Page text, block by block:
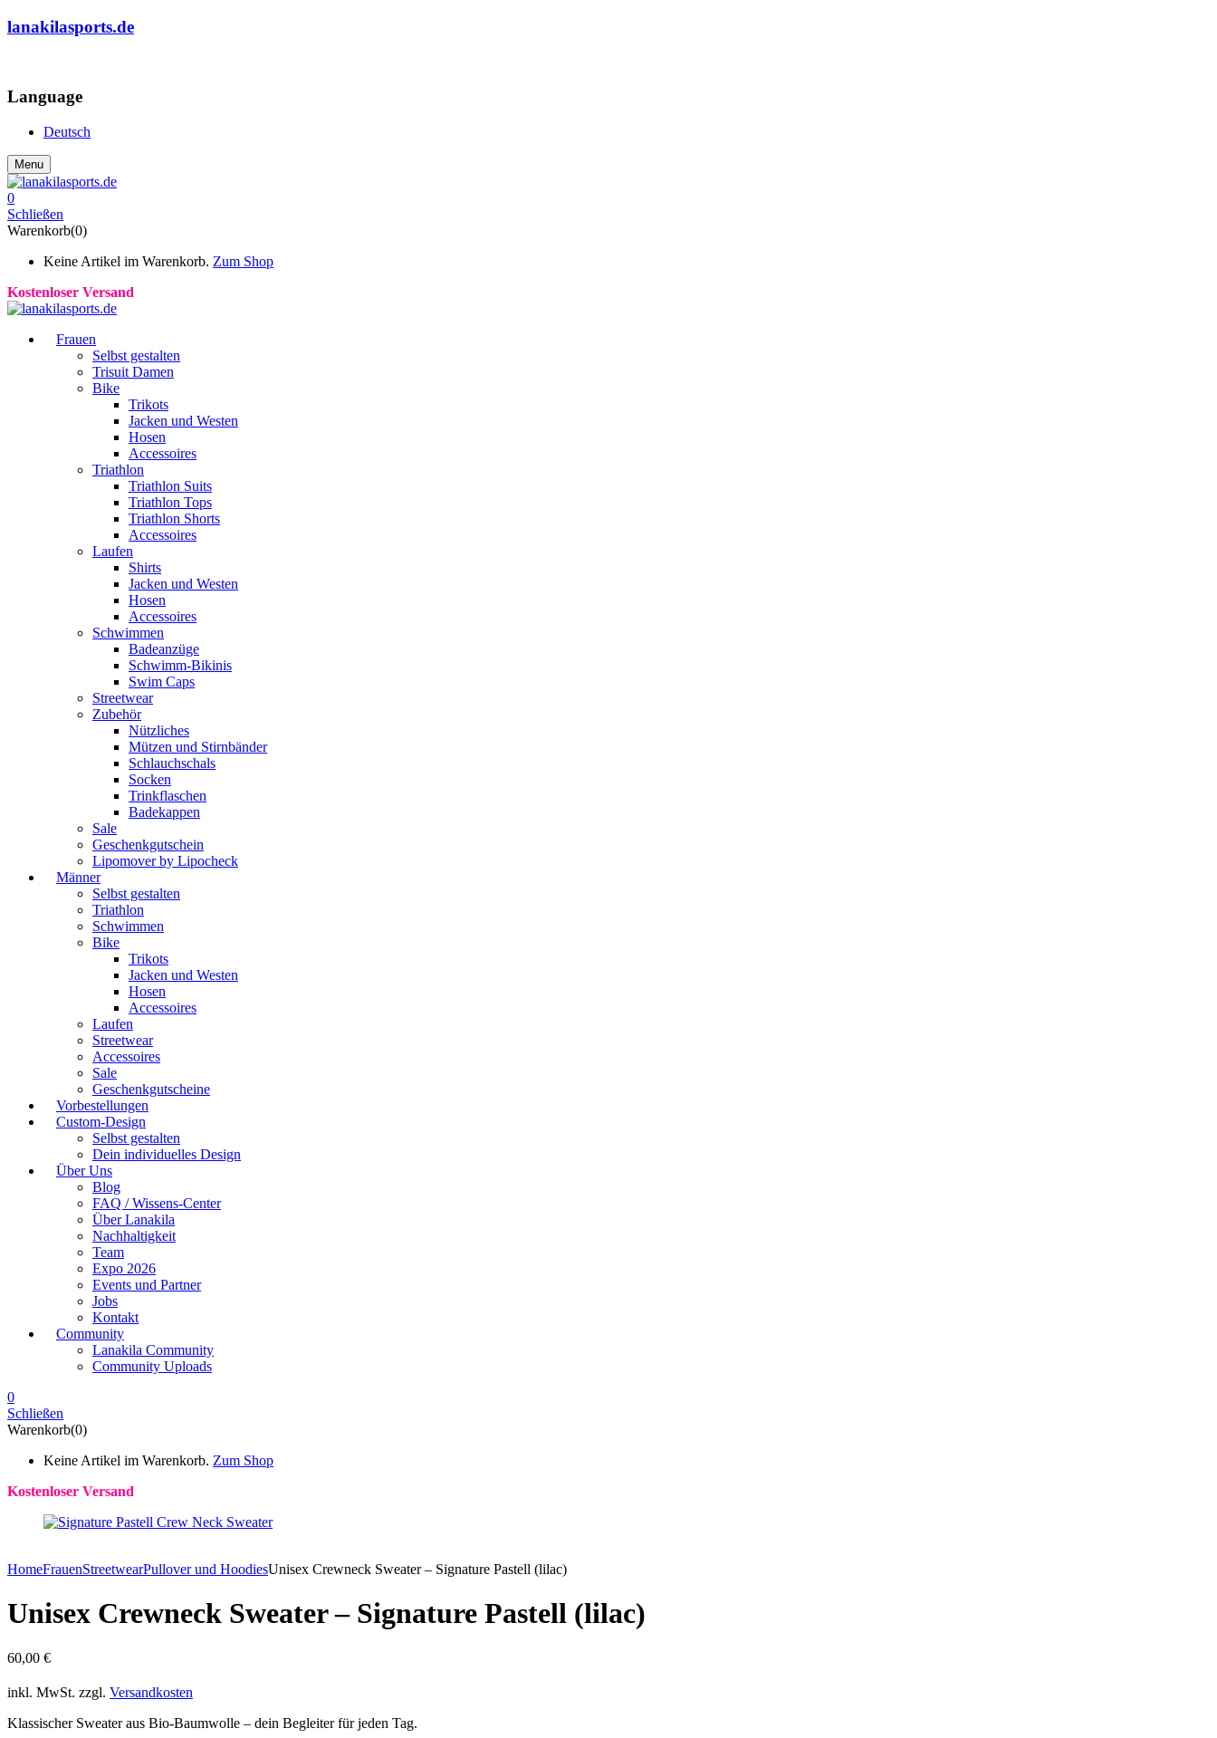
lanakilasports.de
Language
Deutsch
Menu
0
Schließen
Warenkorb(0)
Keine Artikel im Warenkorb. Zum Shop
Kostenloser Versand
Frauen
Selbst gestalten
Trisuit Damen
Bike
Trikots
Jacken und Westen
Hosen
Accessoires
Triathlon
Triathlon Suits
Triathlon Tops
Triathlon Shorts
Accessoires
Laufen
Shirts
Jacken und Westen
Hosen
Accessoires
Schwimmen
Badeanzüge
Schwimm-Bikinis
Swim Caps
Streetwear
Zubehör
Nützliches
Mützen und Stirnbänder
Schlauchschals
Socken
Trinkflaschen
Badekappen
Sale
Geschenkgutschein
Lipomover by Lipocheck
Männer
Selbst gestalten
Triathlon
Schwimmen
Bike
Trikots
Jacken und Westen
Hosen
Accessoires
Laufen
Streetwear
Accessoires
Sale
Geschenkgutscheine
Vorbestellungen
Custom-Design
Selbst gestalten
Dein individuelles Design
Über Uns
Blog
FAQ / Wissens-Center
Über Lanakila
Nachhaltigkeit
Team
Expo 2026
Events und Partner
Jobs
Kontakt
Community
Lanakila Community
Community Uploads
0
Schließen
Warenkorb(0)
Keine Artikel im Warenkorb. Zum Shop
Kostenloser Versand
HomeFrauenStreetwearPullover und HoodiesUnisex Crewneck Sweater – Signature Pastell (lilac)
Unisex Crewneck Sweater – Signature Pastell (lilac)
60,00 €
inkl. MwSt. zzgl. Versandkosten
Klassischer Sweater aus Bio-Baumwolle – dein Begleiter für jeden Tag.